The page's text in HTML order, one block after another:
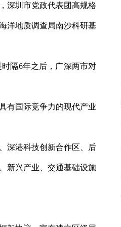
圳市党政代表团高规格
洋地质调查局南沙科研基
隔6年之后，广深两市对
国际竞争力的现代产业
深港科技创新合作区、后
新兴产业、交通基础设施